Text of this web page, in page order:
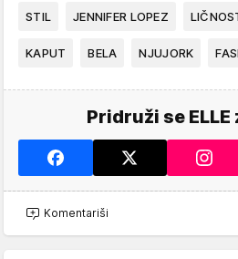
STIL JENNIFER LOPEZ
KAPUT BELA NJUJORK
Pridruži se
Komentariši